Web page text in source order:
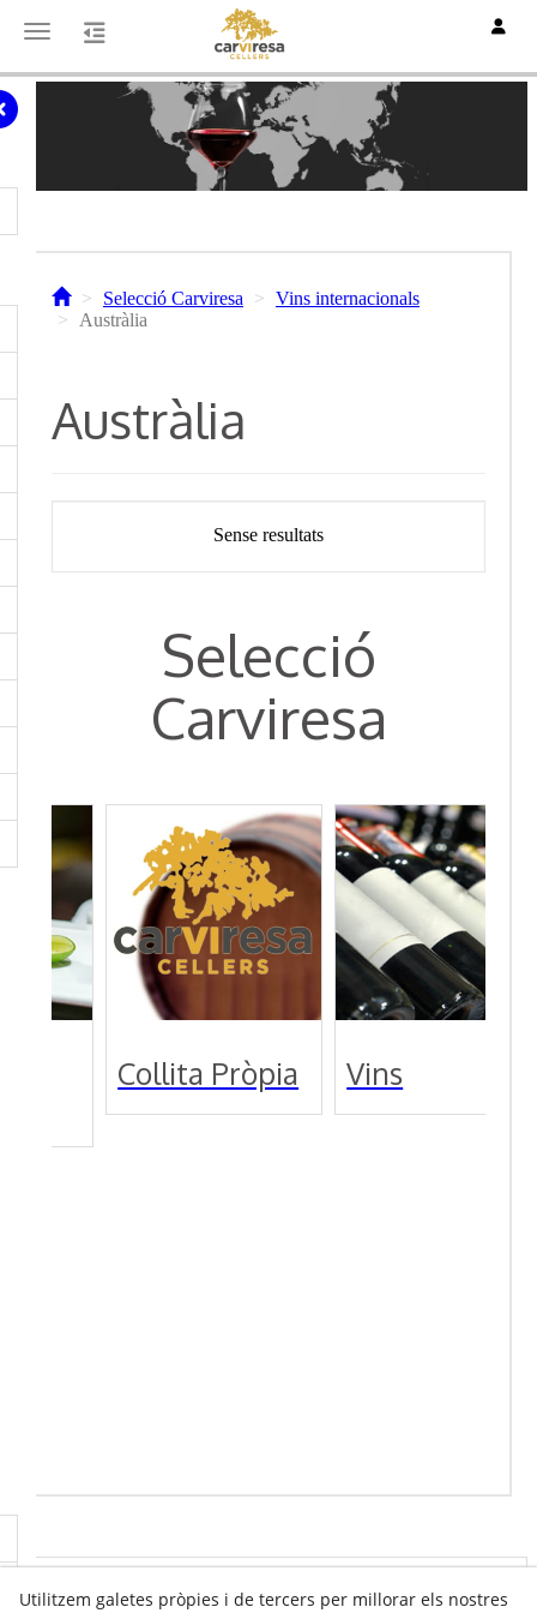
Toggle navigation
Selecció Carviresa
Vins internacionals
Austràlia
Austràlia
Sense resultats
Selecció
Carviresa
Collita Pròpia Vins
Info venda online
Utilitzem galetes pròpies i de tercers per millorar els nostres